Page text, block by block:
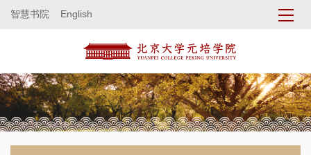
智慧书院 English